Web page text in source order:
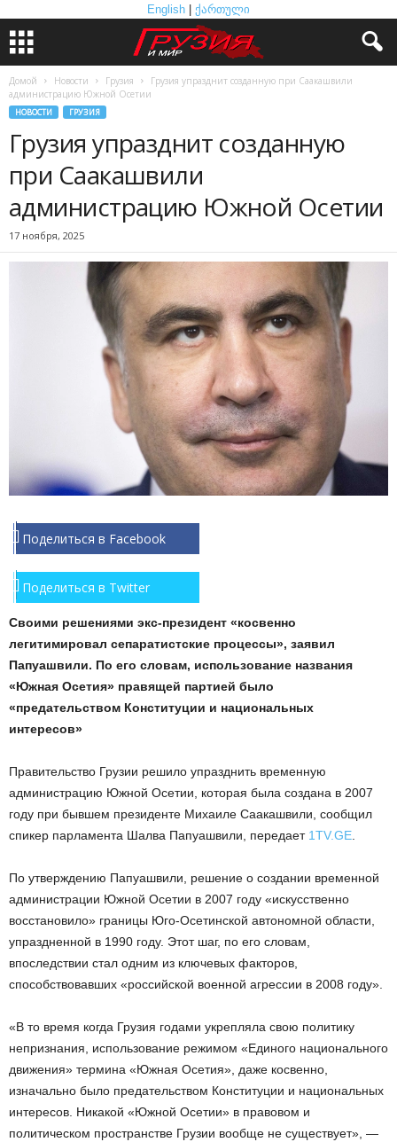
English ქართული
Домой Новости Грузия
Грузия упразднит созданную при Саакашвили
администрацию Южной Осетии
НОВОСТИ ГРУЗИЯ
Грузия упразднит созданную
при Саакашвили
администрацию Южной Осетии
17 ноября, 2025
Поделиться в Facebook
Поделиться в Twitter
Своими решениями экс-президент «косвенно
легитимировал сепаратистские процессы», заявил
Папуашвили. По его словам, использование названия
«Южная Осетия» правящей партией было
«предательством Конституции и национальных
интересов»
Правительство Грузии решило упразднить временную
администрацию Южной Осетии, которая была создана в 2007
году при бывшем президенте Михаиле Саакашвили, сообщил
спикер парламента Шалва Папуашвили, передает 1TV.GE
По утверждению Папуашвили, решение о создании временной
администрации Южной Осетии в 2007 году «искусственно
восстановило» границы Юго-Осетинской автономной области,
упраздненной в 1990 году. Этот шаг, по его словам,
впоследствии стал одним из ключевых факторов,
способствовавших «российской военной агрессии в 2008 году».
«В то время когда Грузия годами укрепляла свою политику
непризнания, использование режимом «Единого национального
движения» термина «Южная Осетия», даже косвенно,
изначально было предательством Конституции и национальных
интересов. Никакой «Южной Осетии» в правовом и
политическом пространстве Грузии вообще не существует», —